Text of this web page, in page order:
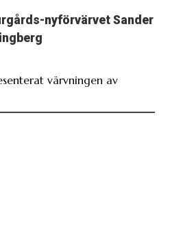
nyförvärvet Sander
värvningen av